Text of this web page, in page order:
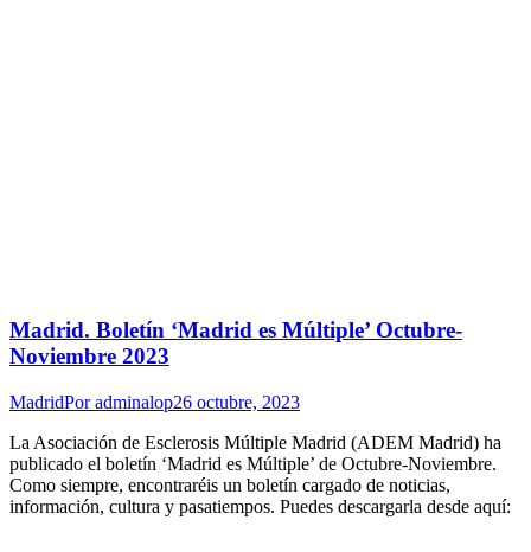
Madrid. Boletín ‘Madrid es Múltiple’ Octubre-
Noviembre 2023
MadridPoradminalop26 octubre, 2023
La Asociación de Esclerosis Múltiple Madrid (ADEM Madrid) ha
publicado el boletín ‘Madrid es Múltiple’ de Octubre-Noviembre.
Como siempre, encontraréis un boletín cargado de noticias,
información, cultura y pasatiempos. Puedes descargarla desde aquí: